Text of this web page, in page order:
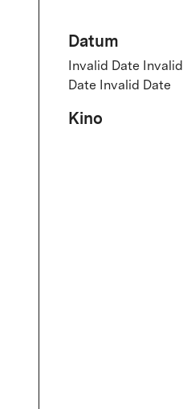
Datum
Invalid Date Invalid
Date Invalid Date
Kino